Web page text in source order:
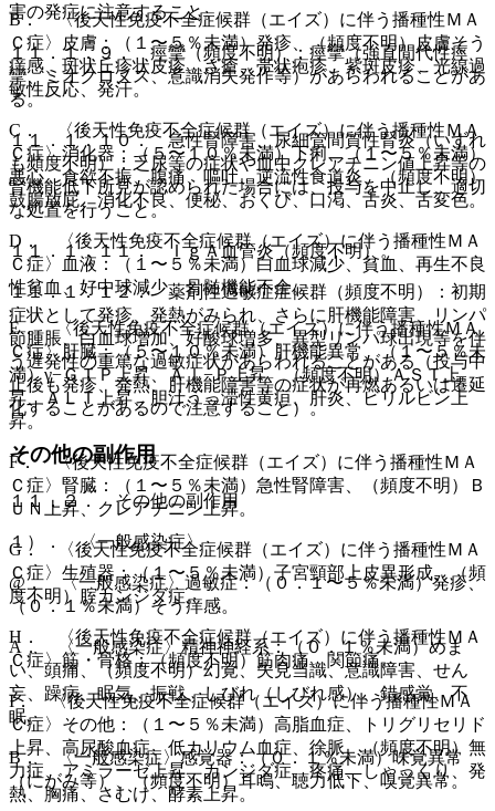
B． 〈後天性免疫不全症候群（エイズ）に伴う播種性ＭＡ
Ｃ症〉皮膚：（１〜５％未満）発疹、（頻度不明）皮膚そう
痒感、斑状丘疹状皮疹、ざ瘡、帯状疱疹、紫斑皮疹、光線過
敏性反応、発汗。
C． 〈後天性免疫不全症候群（エイズ）に伴う播種性ＭＡ
Ｃ症〉消化器：（５〜１０％未満）下痢、（１〜５％未満）
悪心、食欲不振、腹痛、嘔吐、逆流性食道炎、（頻度不明）
鼓腸放屁、消化不良、便秘、おくび、口渇、舌炎、舌変色。
D． 〈後天性免疫不全症候群（エイズ）に伴う播種性ＭＡ
Ｃ症〉血液：（１〜５％未満）白血球減少、貧血、再生不良
性貧血、好中球減少、骨髄機能不全。
E． 〈後天性免疫不全症候群（エイズ）に伴う播種性ＭＡ
Ｃ症〉肝臓：（５〜１０％未満）肝機能異常、（１〜５％未
満）γ−ＧＴＰ上昇、Ａｌ−Ｐ上昇、（頻度不明）ＡＳＴ上
昇、ＡＬＴ上昇、胆汁うっ滞性黄疸、肝炎、ビリルビン上
昇。
F． 〈後天性免疫不全症候群（エイズ）に伴う播種性ＭＡ
Ｃ症〉腎臓：（１〜５％未満）急性腎障害、（頻度不明）Ｂ
ＵＮ上昇、クレアチニン上昇。
G． 〈後天性免疫不全症候群（エイズ）に伴う播種性ＭＡ
Ｃ症〉生殖器：（１〜５％未満）子宮頸部上皮異形成、（頻
度不明）腟カンジダ症。
H． 〈後天性免疫不全症候群（エイズ）に伴う播種性ＭＡ
Ｃ症〉筋・骨格：（頻度不明）筋肉痛、関節痛。
I． 〈後天性免疫不全症候群（エイズ）に伴う播種性ＭＡ
Ｃ症〉その他：（１〜５％未満）高脂血症、トリグリセリド
上昇、高尿酸血症、低カリウム血症、徐脈、（頻度不明）無
力症、アミラーゼ上昇、カンジダ症、疼痛、しゃっくり、発
熱、胸痛、さむけ、酵素上昇。
害の発症に注意すること。
１１．１．９． 痙攣（頻度不明）：痙攣（強直間代性痙
攣、ミオクロヌス、意識消失発作等）があらわれることがあ
る。
１１．１．１０． 急性腎障害、尿細管間質性腎炎（いずれ
も頻度不明）：乏尿等の症状や血中クレアチニン値上昇等の
腎機能低下所見が認められた場合には、投与を中止し、適切
な処置を行うこと。
１１．１．１１． ＩｇＡ血管炎（頻度不明）。
１１．１．１２． 薬剤性過敏症症候群（頻度不明）：初期
症状として発疹、発熱がみられ、さらに肝機能障害、リンパ
節腫脹、白血球増加、好酸球増多、異型リンパ球出現等を伴
う遅発性の重篤な過敏症状があらわれることがある（投与中
止後も発疹、発熱、肝機能障害等の症状が再燃あるいは遷延
化することがあるので注意すること）。
その他の副作用
１１．２． その他の副作用
１）． 〈一般感染症〉
@． 〈一般感染症〉過敏症：（０．１〜５％未満）発疹、
（０．１％未満）そう痒感。
A． 〈一般感染症〉精神神経系：（０．１％未満）めま
い、頭痛、（頻度不明）幻覚、失見当識、意識障害、せん
妄、躁病、眠気、振戦、しびれ（しびれ感）、錯感覚、不
眠。
B． 〈一般感染症〉感覚器：（０．１％未満）味覚異常
（にがみ等）、（頻度不明）耳鳴、聴力低下、嗅覚異常。